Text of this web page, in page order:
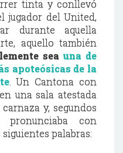
tinta y conllevó
jugador del United,
durante aquella
aquello también
sea una de
apoteósicas de la
. Un Cantona con
una sala atestada
y, segundos
pronunciaba con
palabras: